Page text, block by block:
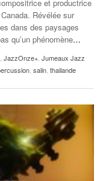
et productrice
Révélée sur
dans des paysages
qu’un phénomène…
, JazzOnze+, Jumeaux Jazz
, salin, thailande